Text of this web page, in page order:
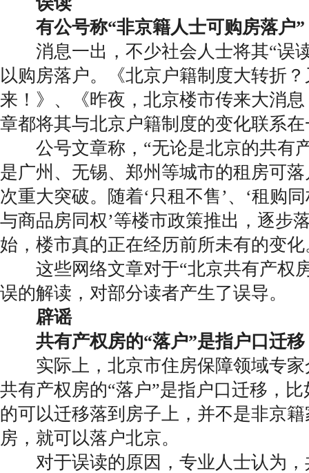
有公号称“非京籍人士可购房落户”
消息一出，不少社会人士将其“误
以购房落户。《北京户籍制度大转折
来！》、《昨夜，北京楼市传来大消
章都将其与北京户籍制度的变化联系
公号文章称，“无论是北京的共有
是广州、无锡、郑州等城市的租房可
次重大突破。随着‘只租不售’、‘租购
与商品房同权’等楼市政策推出，逐步
始，楼市真的正在经历前所未有的变化
这些网络文章对于“北京共有产权
误的解读，对部分读者产生了误导。
辟谣
共有产权房的“落户”是指户口迁移
实际上，北京市住房保障领域专家
共有产权房的“落户”是指户口迁移，
的可以迁移落到房子上，并不是非京
房，就可以落户北京。
对于误读的原因，专业人士认为，